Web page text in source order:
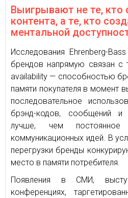
Выигрывают не те, кто
контента, а те, кто
ментальной
Исследования Ehrenberg-
брендов напрямую связан с
availability — способностью
памяти покупателя в момент
последовательное
брэнд-кодов, сообщений и
лучше, чем постоянное
коммуникационных идей. В
перегрузки бренды
место в памяти потребителя.
Появления в СМИ,
конференциях,